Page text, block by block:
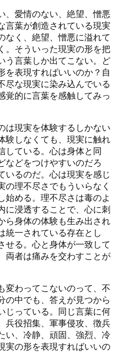
、愛情のない、絶望、憎悪
言葉が創造されている現実
なく、絶望、憎悪に溢れて
。そういった現実の形を把
う言葉しか出てこない。ど
を表現すればいいのか？自
尽な現実に染み込んでいる
覚的に言葉を感触してみっ
は現実を体験するしかない
験しなくても、現実に触れ
している。心は身体と同
などをつけやすいのだろ
いるのだ。心は現実を感じ
の理不尽さでもういらなく
始める。理不尽さは毒のよ
に浸透することで、心に刺
ら身体の体験も生み出され
統一されている存在とし
せる。心と身体が一致して
両者は痛みを交わすことが
変わってこないのって、不
の中でも、答えが見つから
じっている。同じ言葉に何
兵役招集、軍事侵攻、徴兵
い、冷静、頑固、強烈、冷
実の形を表現すればいいの